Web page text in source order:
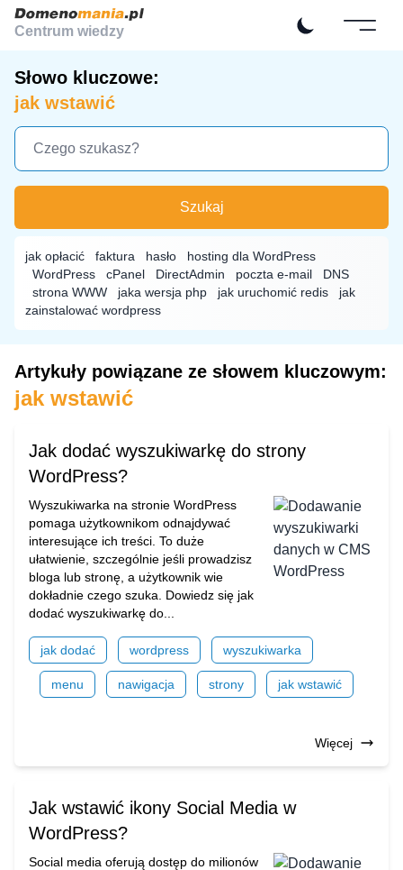
Centrum wiedzy
Słowo kluczowe:
jak wstawić
Szukaj
jak opłacić faktura hasło
hosting dla WordPress
WordPress
cPanel DirectAdmin poczta e-mail
DNS
strona WWW
jaka wersja php jak uruchomić redis
jak
zainstalować wordpress
Artykuły powiązane ze słowem kluczowym:
jak wstawić
Jak dodać wyszukiwarkę do strony
WordPress?
Wyszukiwarka na stronie WordPress
pomaga użytkownikom odnajdywać
interesujące ich treści. To duże
ułatwienie, szczególnie jeśli prowadzisz
bloga lub stronę, a użytkownik wie
dokładnie czego szuka. Dowiedz się jak
dodać wyszukiwarkę do...
jak dodać wordpress wyszukiwarka
menu nawigacja strony jak wstawić
Więcej
Jak wstawić ikony Social Media w
WordPress?
Social media oferują dostęp do milionów